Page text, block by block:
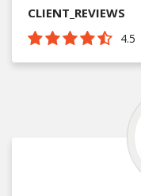
CLIENT_REVIEWS
4.5